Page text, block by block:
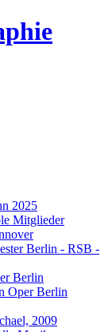
2025
Mitglieder
Berlin - RSB -
Berlin
Oper Berlin
2009